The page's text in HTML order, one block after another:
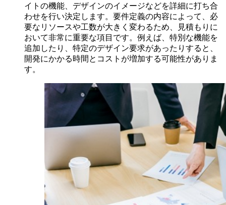
イトの機能、デザインのイメージなどを詳細に打ち合
わせを行い決定します。要件定義の内容によって、必
要なリソースや工数が大きく変わるため、見積もりに
おいて非常に重要な項目です。例えば、特別な機能を
追加したり、特定のデザイン要求があったりすると、
開発にかかる時間とコストが増加する可能性がありま
す。